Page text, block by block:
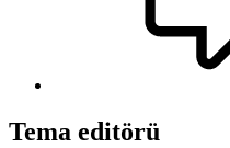
Tema editörü